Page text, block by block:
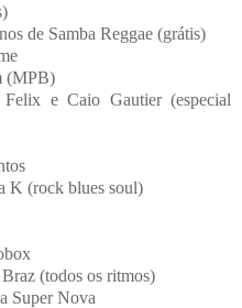
de Samba Reggae (grátis)
(MPB)
e Caio Gautier (especial
K (rock blues soul)
(todos os ritmos)
Super Nova